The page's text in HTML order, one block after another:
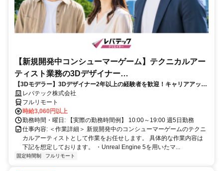
【新規開発中コンシューマーゲーム】テクニカルアー
ティスト業務の3Dデザイナー
_LTCR547867_CP_CRG
【3Dモデラー】3Dデザイナー2年以上の経験者を歓迎！キャリアアップ
を目指したい方も大歓迎♪
レバテック株式会社
フルリモート
時給3,060円以上
勤務時間・曜日: 【実際の勤務時間例】 10:00～19:00 週5日勤務
仕事内容: ＜作業詳細＞ 新規開発中のコンシューマーゲームのテクニ
カルアーティストとして作業をお任せします。 具体的な作業内容は
下記を想定しております。 ・Unreal Engine 5を用いたマ...
固定時間制 フルリモート